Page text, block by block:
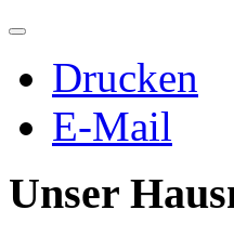
Drucken
E-Mail
Unser